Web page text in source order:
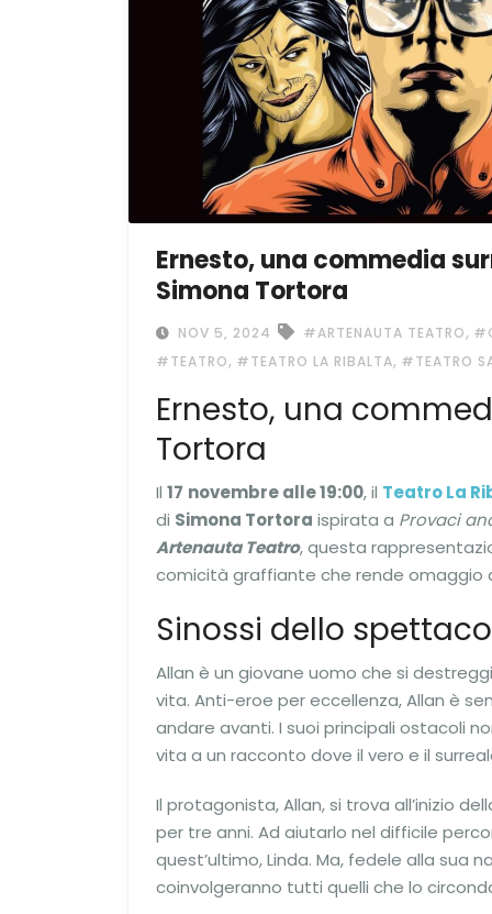
Ernesto, una commedia
Simona Tortora
NOV 5, 2024 #ARTENAUTA TEATRO,
#TEATRO, #TEATRO LA RIBALTA, #TEATRO
Ernesto, una
Tortora
Il 17 novembre alle 19:00, il Teatro La
di Simona Tortora ispirata a Provaci
Artenauta Teatro, questa
comicità graffiante che rende omaggio
Sinossi dello
Allan è un giovane uomo che si
vita. Anti-eroe per eccellenza, Allan è
andare avanti. I suoi principali ostacoli
vita a un racconto dove il vero e il
Il protagonista, Allan, si trova all’inizio
per tre anni. Ad aiutarlo nel difficile
quest’ultimo, Linda. Ma, fedele alla sua
coinvolgeranno tutti quelli che lo